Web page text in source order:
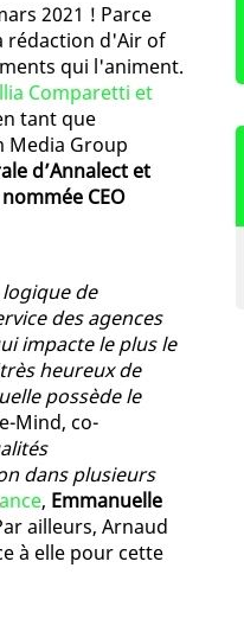
2021 ! Parce
rédaction d'Air of
qui l'animent.
Comparetti et
tant que
Media Group
d’Annalect et
CEO
de
des agences
impacte le plus le
heureux de
possède le
Mind, co-
dans plusieurs
, Emmanuelle
ailleurs, Arnaud
à elle pour cette